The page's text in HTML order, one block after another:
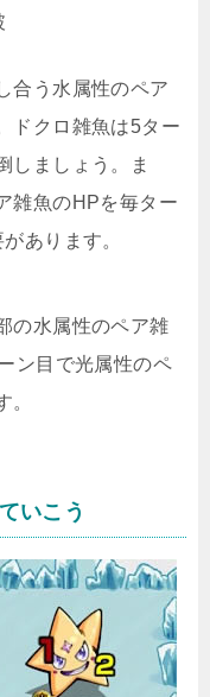
合う水属性のペア
ドクロ雑魚は5ター
しましょう。ま
雑魚のHPを毎ター
あります。
の水属性のペア雑
ン目で光属性のペ
。
いこう